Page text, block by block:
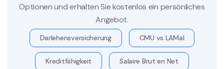
Optionen und erhalten Sie kostenlos ein persönliches
Angebot.
Darlehensversicherung CMU vs LAMal
Kreditfähigkeit Salaire Brut en Net